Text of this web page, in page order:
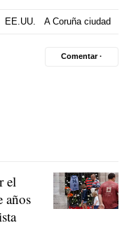
EE.UU. A Coruña ciudad
Comentar ·
el
años